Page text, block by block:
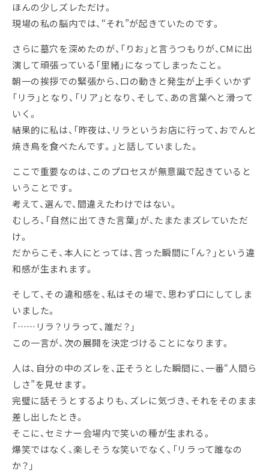
ほんの少しズレただけ。
現場の私の脳内では、“それ”が起きていたのです。
さらに墓穴を深めたのが、「りお」と言うつもりが、CMに出
演して頑張っている「里緒」になってしまったこと。
朝一の挨拶での緊張から、口の動きと発生が上手くいかず
「リラ」となり、「リア」となり、そして、あの言葉へと滑って
いく。
結果的に私は、「昨夜は、リラというお店に行って、おでんと
焼き鳥を食べたんです。」と話していました。
ここで重要なのは、このプロセスが無意識で起きていると
いうことです。
考えて、選んで、間違えたわけではない。
むしろ、「自然に出てきた言葉」が、たまたまズレていただ
け。
だからこそ、本人にとっては、言った瞬間に「ん？」という違
和感が生まれます。
そして、その違和感を、私はその場で、思わず口にしてしま
いました。
「……リラ？リラって、誰だ？」
この一言が、次の展開を決定づけることになります。
人は、自分の中のズレを、正そうとした瞬間に、一番“人間ら
しさ”を見せます。
完璧に話そうとするよりも、ズレに気づき、それをそのまま
差し出したとき。
そこに、セミナー会場内で笑いの種が生まれる。
爆笑ではなく、楽しそうな笑いでなく、「リラって誰なの
か？」